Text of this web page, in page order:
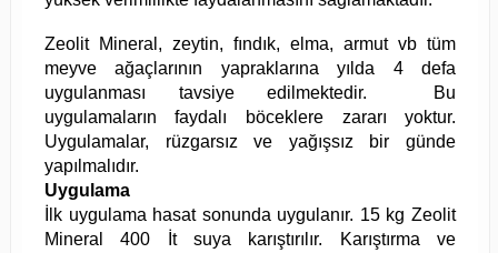
Zeolit Mineral, zeytin, fındık, elma, armut vb tüm
meyve ağaçlarının yapraklarına yılda 4 defa
uygulanması tavsiye edilmektedir. Bu
uygulamaların faydalı böceklere zararı yoktur.
Uygulamalar, rüzgarsız ve yağışsız bir günde
yapılmalıdır.
Uygulama
İlk uygulama hasat sonunda uygulanır. 15 kg Zeolit
Mineral 400 İt suya karıştırılır. Karıştırma ve